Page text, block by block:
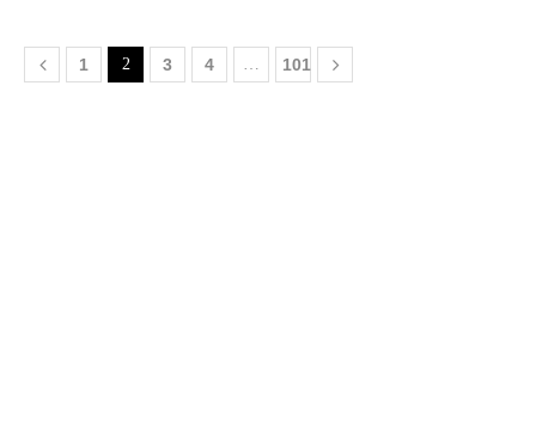
1 2 3 4 … 101